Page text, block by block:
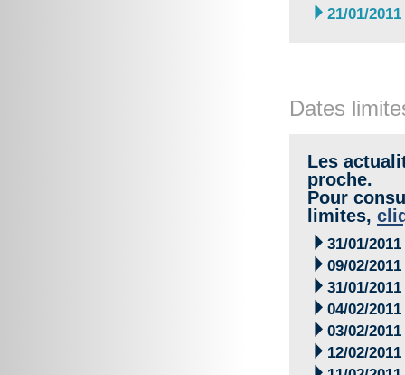
 21/01/2011
Dates
Les
proche.
Pour
limites,
 31/01/2011
 09/02/2011
 31/01/2011
 04/02/2011
 03/02/2011
 12/02/2011